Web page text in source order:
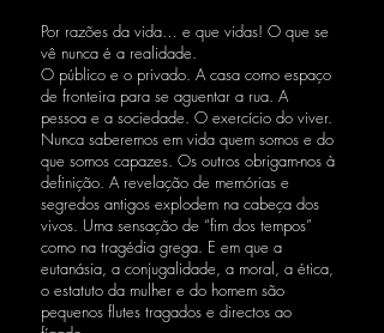
Por razões da vida… e que vidas! O que se
vê nunca é a realidade.
O público e o privado. A casa como espaço
de fronteira para se aguentar a rua. A
pessoa e a sociedade. O exercício do viver.
Nunca saberemos em vida quem somos e do
que somos capazes. Os outros obrigam-nos à
definição. A revelação de memórias e
segredos antigos explodem na cabeça dos
vivos. Uma sensação de “fim dos tempos”
como na tragédia grega. E em que a
eutanásia, a conjugalidade, a moral, a ética,
o estatuto da mulher e do homem são
pequenos flutes tragados e directos ao